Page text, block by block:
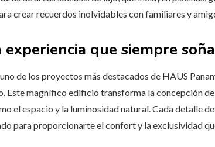
crear recuerdos inolvidables con familiares y
que siempre
de los proyectos más destacados de HAUS
Este magnífico edificio transforma la concepción
el espacio y la luminosidad natural. Cada detalle
para proporcionarte el confort y la exclusividad